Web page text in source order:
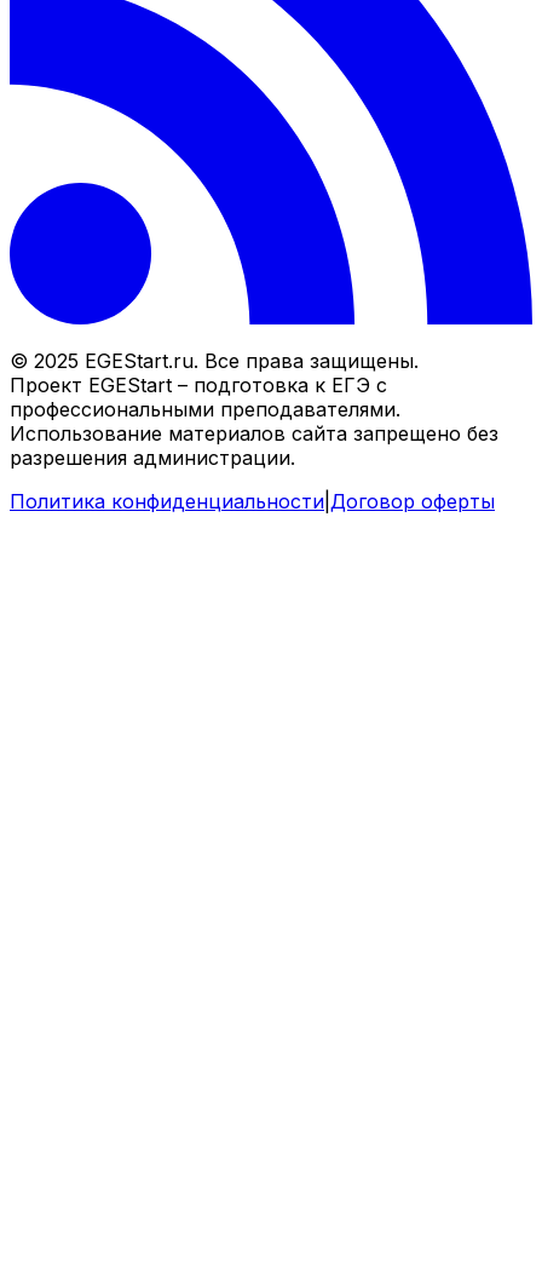
© 2025 EGEStart.ru. Все права защищены.
Проект EGEStart – подготовка к ЕГЭ с
профессиональными преподавателями.
Использование материалов сайта запрещено без
разрешения администрации.
Политика конфиденциальности Договор оферты